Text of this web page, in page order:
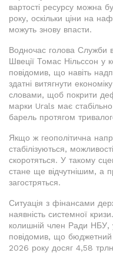
вартості ресурсу можна
року, оскільки ціни на
можуть знову впасти.
Водночас голова Служби
Швеції Томас Нільссон у
повідомив, що навіть
здатні витягнути
словами, щоб покрити
марки Urals має
барель протягом
Якщо ж геополітична
стабілізуються,
скоротяться. У такому
стане ще відчутнішим, а
загостряться.
Ситуація з фінансами
наявність системної
колишній член Ради НБУ,
повідомив, що
2026 року досяг 4,58